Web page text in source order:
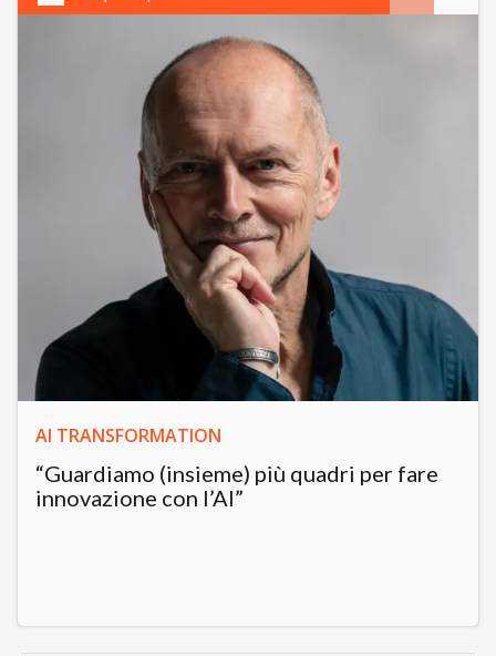
AI TRANSFORMATION
“Guardiamo (insieme) più quadri per fare
innovazione con l’AI”